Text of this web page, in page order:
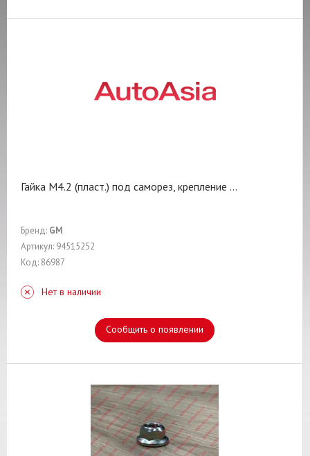
Гайка M4.2 (пласт.) под саморез, крепление ...
Бренд: GM
Артикул: 94515252
Код: 86987
Нет в наличии
Сообщить о появлении